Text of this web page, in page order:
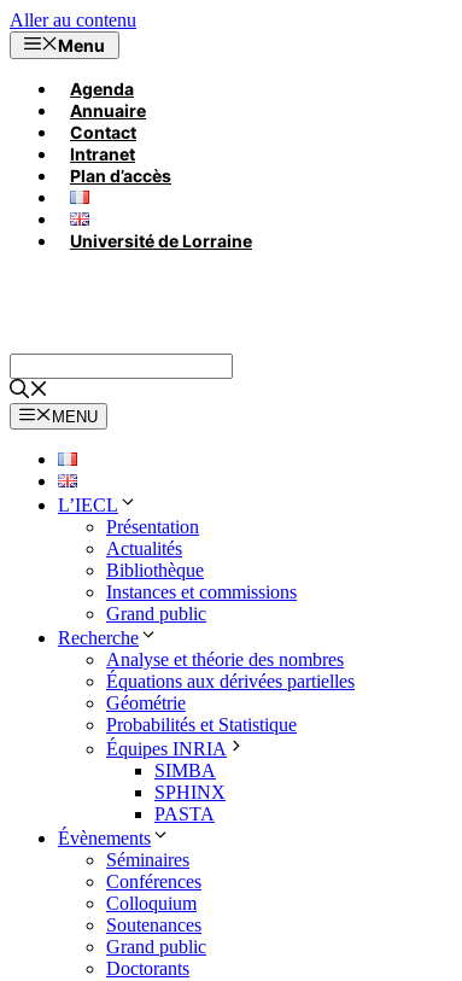
Aller au contenu
Menu
Agenda
Annuaire
Contact
Intranet
Plan d’accès
Université de Lorraine
MENU
L’IECL
Présentation
Actualités
Bibliothèque
Instances et commissions
Grand public
Recherche
Analyse et théorie des nombres
Équations aux dérivées partielles
Géométrie
Probabilités et Statistique
Équipes INRIA
SIMBA
SPHINX
PASTA
Évènements
Séminaires
Conférences
Colloquium
Soutenances
Grand public
Doctorants